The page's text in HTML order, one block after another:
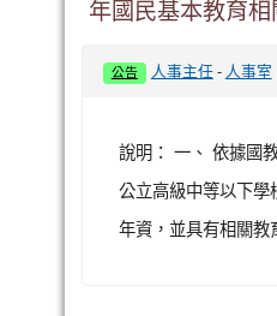
年國民基本教育相
公告 人事主任- 人事室
說明： 一、 依據國
公立高級中等以下
年資，並具有相關教